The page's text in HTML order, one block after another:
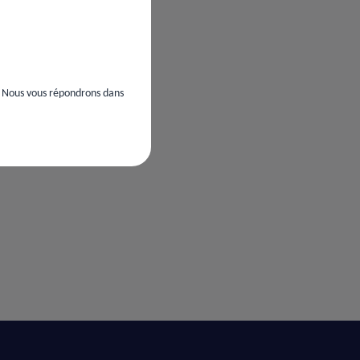
vous répondrons dans